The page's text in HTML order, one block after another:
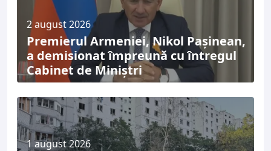
2 august 2026
Premierul Armeniei, Nikol Pașinean,
a demisionat împreună cu întregul
Cabinet de Miniștri
1 august 2026